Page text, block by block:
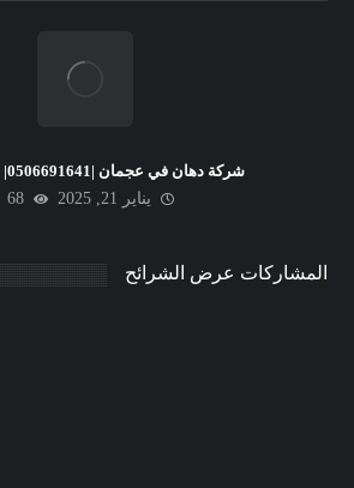
شركة دهان في عجمان |0506691641| فني دهانات
يناير 21, 2025
68
المشاركات عرض الشرائح